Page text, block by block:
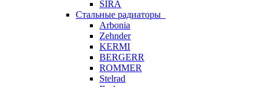
SIRA
Стальные радиаторы
Arbonia
Zehnder
KERMI
BERGERR
ROMMER
Stelrad